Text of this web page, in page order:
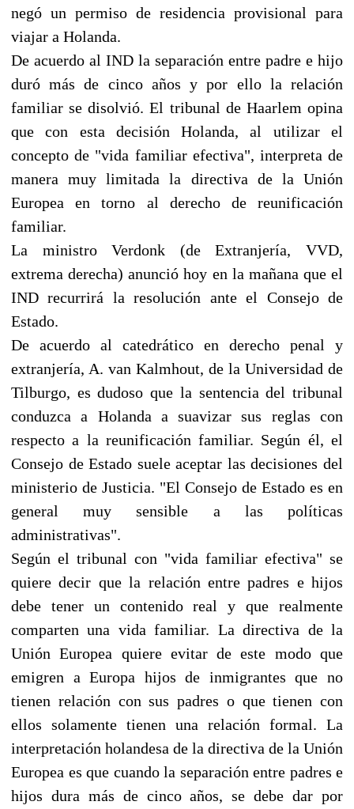
negó un permiso de residencia provisional para
viajar a Holanda.
De acuerdo al IND la separación entre padre e hijo
duró más de cinco años y por ello la relación
familiar se disolvió. El tribunal de Haarlem opina
que con esta decisión Holanda, al utilizar el
concepto de "vida familiar efectiva", interpreta de
manera muy limitada la directiva de la Unión
Europea en torno al derecho de reunificación
familiar.
La ministro Verdonk (de Extranjería, VVD,
extrema derecha) anunció hoy en la mañana que el
IND recurrirá la resolución ante el Consejo de
Estado.
De acuerdo al catedrático en derecho penal y
extranjería, A. van Kalmhout, de la Universidad de
Tilburgo, es dudoso que la sentencia del tribunal
conduzca a Holanda a suavizar sus reglas con
respecto a la reunificación familiar. Según él, el
Consejo de Estado suele aceptar las decisiones del
ministerio de Justicia. "El Consejo de Estado es en
general muy sensible a las políticas
administrativas".
Según el tribunal con "vida familiar efectiva" se
quiere decir que la relación entre padres e hijos
debe tener un contenido real y que realmente
comparten una vida familiar. La directiva de la
Unión Europea quiere evitar de este modo que
emigren a Europa hijos de inmigrantes que no
tienen relación con sus padres o que tienen con
ellos solamente tienen una relación formal. La
interpretación holandesa de la directiva de la Unión
Europea es que cuando la separación entre padres e
hijos dura más de cinco años, se debe dar por